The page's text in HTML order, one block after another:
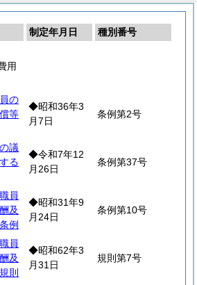
制定年月日
種別番号
用
の
等
◆昭和36年3
月7日
条例第2号
議
る
◆令和7年12
月26日
条例第37号
員
及
例
◆昭和31年9
月24日
条例第10号
員
及
則
◆昭和62年3
月31日
規則第7号